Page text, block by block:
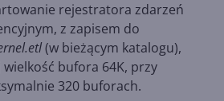
rejestratora zdarzeń
z zapisem do
(w bieżącym katalogu),
bufora 64K, przy
320 buforach.